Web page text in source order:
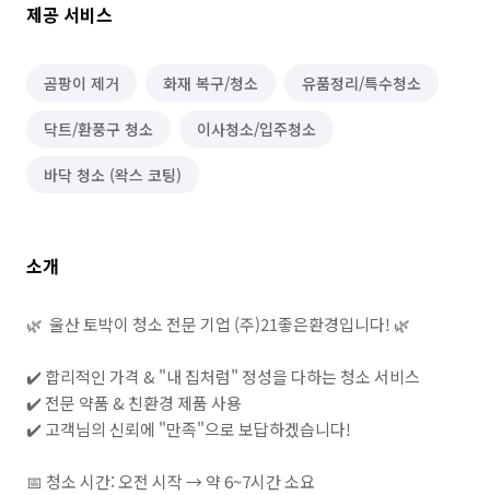
제공 서비스
곰팡이 제거 화재 복구/청소 유품정리/특수청소
닥트/환풍구 청소 이사청소/입주청소
바닥 청소 (왁스 코팅)
소개
🌿  울산 토박이 청소 전문 기업 (주)21좋은환경입니다! 🌿
✔️ 합리적인 가격 & "내 집처럼" 정성을 다하는 청소 서비스
✔️ 전문 약품 & 친환경 제품 사용
✔️ 고객님의 신뢰에 "만족"으로 보답하겠습니다!
📅 청소 시간: 오전 시작 → 약 6~7시간 소요